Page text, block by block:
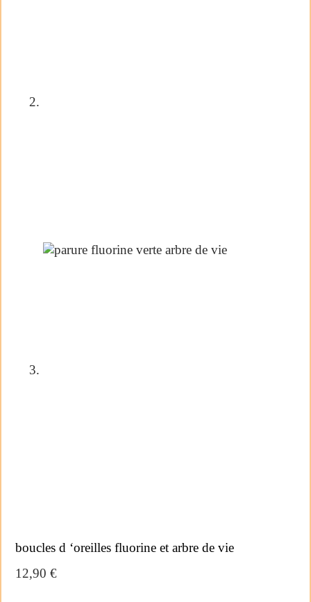
boucles d ‘oreilles fluorine et arbre de vie
12,90 €